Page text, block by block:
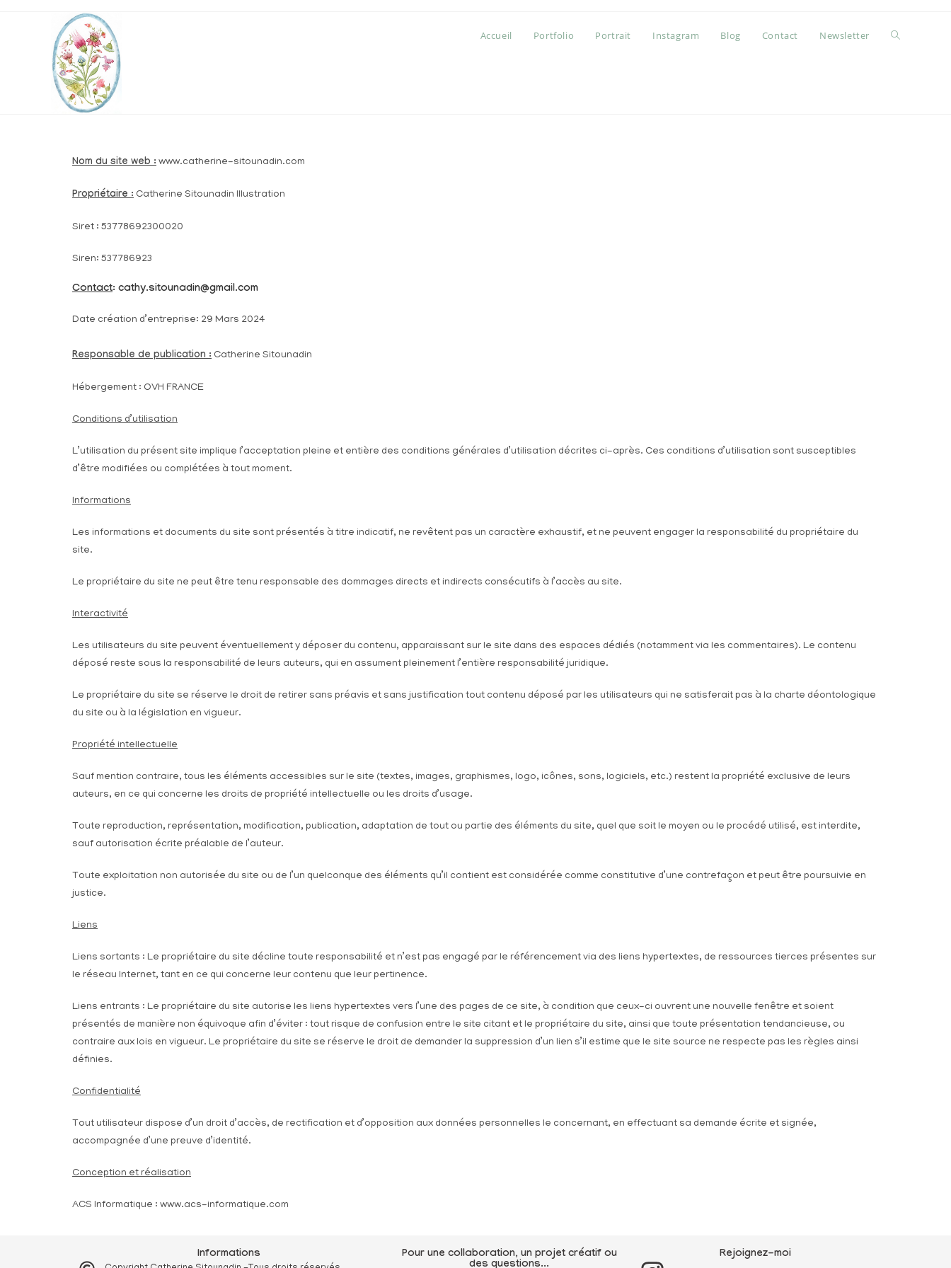
Accueil Portfolio Portrait Instagram Blog Contact Newsletter
Nom du site web : www.catherine-sitounadin.com
Propriétaire : Catherine Sitounadin Illustration
Siret : 53778692300020
Siren: 537786923
Contact: cathy.sitounadin@gmail.com
Date création d’entreprise: 29 Mars 2024
Responsable de publication : Catherine Sitounadin
Hébergement : OVH FRANCE
Conditions d’utilisation
L’utilisation du présent site implique l’acceptation pleine et entière des conditions générales d’utilisation décrites ci-après. Ces conditions d’utilisation sont susceptibles
d’être modifiées ou complétées à tout moment.
Informations
Les informations et documents du site sont présentés à titre indicatif, ne revêtent pas un caractère exhaustif, et ne peuvent engager la responsabilité du propriétaire du
site.
Le propriétaire du site ne peut être tenu responsable des dommages directs et indirects consécutifs à l’accès au site.
Interactivité
Les utilisateurs du site peuvent éventuellement y déposer du contenu, apparaissant sur le site dans des espaces dédiés (notamment via les commentaires). Le contenu
déposé reste sous la responsabilité de leurs auteurs, qui en assument pleinement l’entière responsabilité juridique.
Le propriétaire du site se réserve le droit de retirer sans préavis et sans justification tout contenu déposé par les utilisateurs qui ne satisferait pas à la charte déontologique
du site ou à la législation en vigueur.
Propriété intellectuelle
Sauf mention contraire, tous les éléments accessibles sur le site (textes, images, graphismes, logo, icônes, sons, logiciels, etc.) restent la propriété exclusive de leurs
auteurs, en ce qui concerne les droits de propriété intellectuelle ou les droits d’usage.
Toute reproduction, représentation, modification, publication, adaptation de tout ou partie des éléments du site, quel que soit le moyen ou le procédé utilisé, est interdite,
sauf autorisation écrite préalable de l’auteur.
Toute exploitation non autorisée du site ou de l’un quelconque des éléments qu’il contient est considérée comme constitutive d’une contrefaçon et peut être poursuivie en
justice.
Liens
Liens sortants : Le propriétaire du site décline toute responsabilité et n’est pas engagé par le référencement via des liens hypertextes, de ressources tierces présentes sur
le réseau Internet, tant en ce qui concerne leur contenu que leur pertinence.
Liens entrants : Le propriétaire du site autorise les liens hypertextes vers l’une des pages de ce site, à condition que ceux-ci ouvrent une nouvelle fenêtre et soient
présentés de manière non équivoque afin d’éviter : tout risque de confusion entre le site citant et le propriétaire du site, ainsi que toute présentation tendancieuse, ou
contraire aux lois en vigueur. Le propriétaire du site se réserve le droit de demander la suppression d’un lien s’il estime que le site source ne respecte pas les règles ainsi
définies.
Confidentialité
Tout utilisateur dispose d’un droit d’accès, de rectification et d’opposition aux données personnelles le concernant, en effectuant sa demande écrite et signée,
accompagnée d’une preuve d’identité.
Conception et réalisation
ACS Informatique : www.acs-informatique.com
Informations
Pour une collaboration, un projet créatif ou
des questions...
Rejoignez-moi